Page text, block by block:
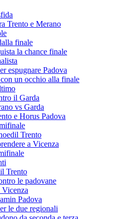
Trento e Merano
finale
la chance finale
espugnare Padova
un occhio alla finale
il Garda
vs Garda
e Horus Padova
Trento
a Vicenza
Trento
le padovane
Padova
le due regionali